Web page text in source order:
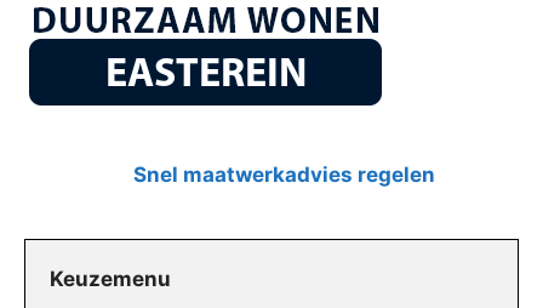
Snel maatwerkadvies regelen
Keuzemenu